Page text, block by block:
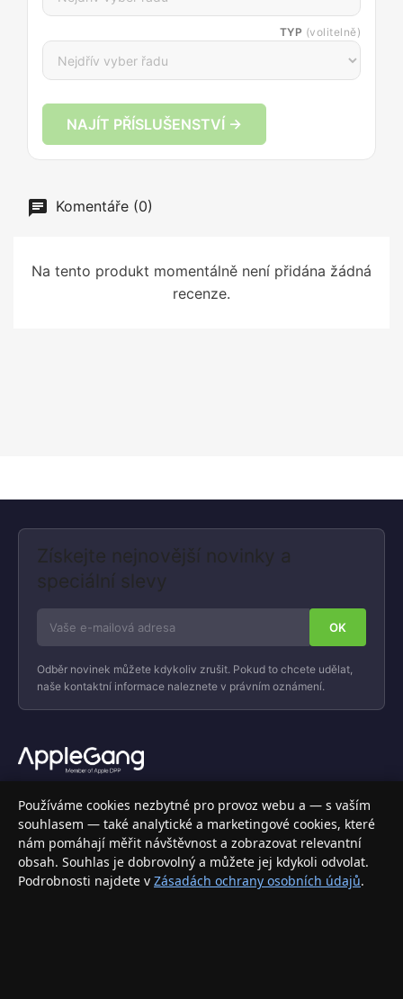
TYP (volitelně)
NAJÍT PŘÍSLUŠENSTVÍ →
Komentáře (0)
Na tento produkt momentálně není přidána žádná
recenze.
Získejte nejnovější novinky a
speciální slevy
Odběr novinek můžete kdykoliv zrušit. Pokud to chcete udělat,
naše kontaktní informace naleznete v právním oznámení.
Váš specializovaný obchod s Apple produkty, příslušenstvím a
elektronikou. Nakupujte bezpečně a s jistotou.
INFORMACE
Doprava a doručení
Používáme cookies nezbytné pro provoz webu a — s vaším
souhlasem — také analytické a marketingové cookies, které
nám pomáhají měřit návštěvnost a zobrazovat relevantní
obsah. Souhlas je dobrovolný a můžete jej kdykoli odvolat.
Podrobnosti najdete v Zásadách ochrany osobních údajů.